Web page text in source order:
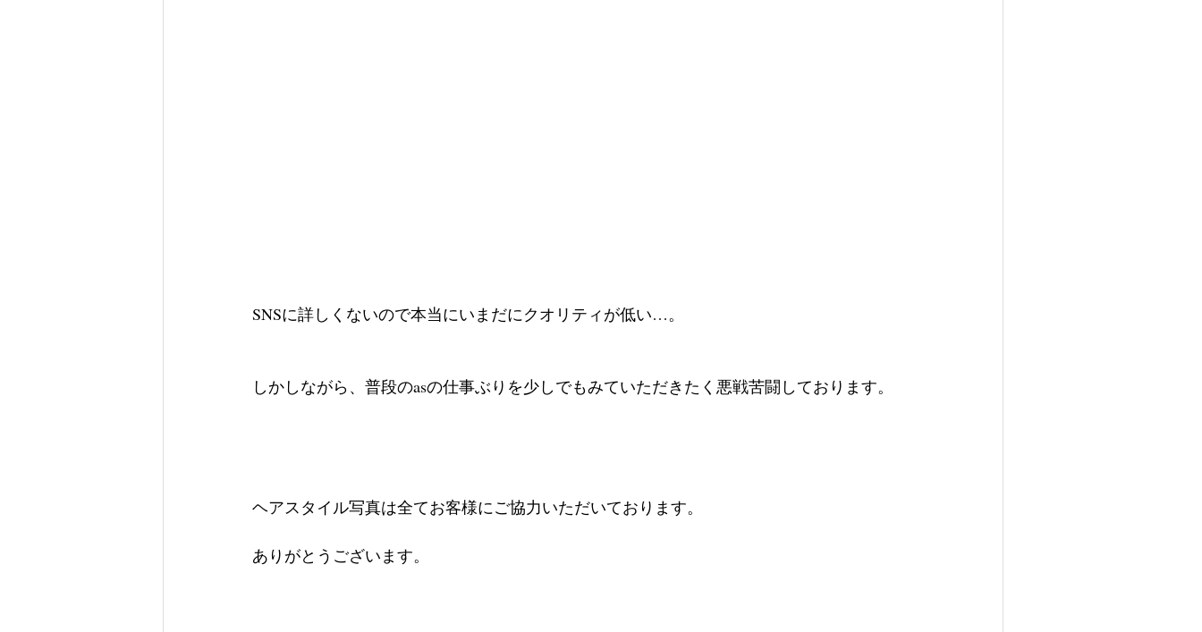
SNSに詳しくないので本当にいまだにクオリティが低い…。
しかしながら、普段のasの仕事ぶりを少しでもみていただきたく悪戦苦闘しております。
ヘアスタイル写真は全てお客様にご協力いただいております。
ありがとうございます。